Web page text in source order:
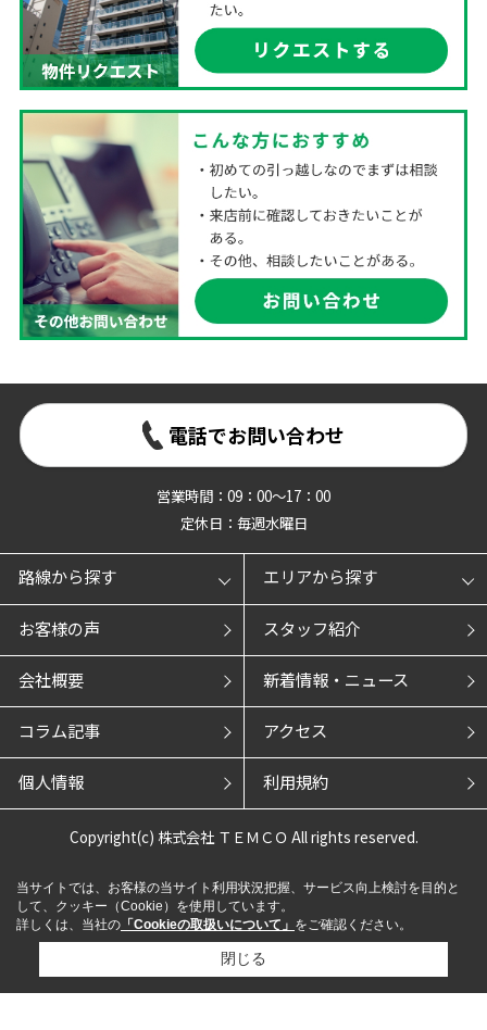
電話でお問い合わせ
営業時間：09：00～17：00
定休日：毎週水曜日
路線から探す エリアから探す
お客様の声 スタッフ紹介
会社概要 新着情報・ニュース
コラム記事 アクセス
個人情報 利用規約
Copyright(c) 株式会社 ＴＥＭＣＯ All rights reserved.
当サイトでは、お客様の当サイト利用状況把握、サービス向上検討を目的と
して、クッキー（Cookie）を使用しています。
詳しくは、当社の 「Cookieの取扱いについて」 をご確認ください。
閉じる